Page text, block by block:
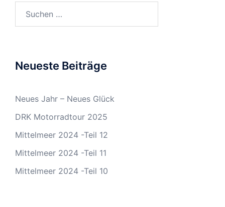
Neueste Beiträge
Neues Jahr – Neues Glück
DRK Motorradtour 2025
Mittelmeer 2024 -Teil 12
Mittelmeer 2024 -Teil 11
Mittelmeer 2024 -Teil 10